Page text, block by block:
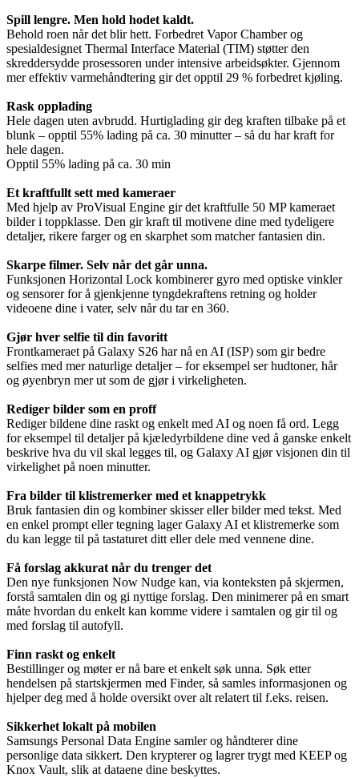
Spill lengre. Men hold hodet kaldt.
Behold roen når det blir hett. Forbedret Vapor Chamber og
spesialdesignet Thermal Interface Material (TIM) støtter den
skreddersydde prosessoren under intensive arbeidsøkter. Gjennom
mer effektiv varmehåndtering gir det opptil 29 % forbedret kjøling.
Rask opplading
Hele dagen uten avbrudd. Hurtiglading gir deg kraften tilbake på et
blunk – opptil 55% lading på ca. 30 minutter – så du har kraft for
hele dagen.
Opptil 55% lading på ca. 30 min
Et kraftfullt sett med kameraer
Med hjelp av ProVisual Engine gir det kraftfulle 50 MP kameraet
bilder i toppklasse. Den gir kraft til motivene dine med tydeligere
detaljer, rikere farger og en skarphet som matcher fantasien din.
Skarpe filmer. Selv når det går unna.
Funksjonen Horizontal Lock kombinerer gyro med optiske vinkler
og sensorer for å gjenkjenne tyngdekraftens retning og holder
videoene dine i vater, selv når du tar en 360.
Gjør hver selfie til din favoritt
Frontkameraet på Galaxy S26 har nå en AI (ISP) som gir bedre
selfies med mer naturlige detaljer – for eksempel ser hudtoner, hår
og øyenbryn mer ut som de gjør i virkeligheten.
Rediger bilder som en proff
Rediger bildene dine raskt og enkelt med AI og noen få ord. Legg
for eksempel til detaljer på kjæledyrbildene dine ved å ganske enkelt
beskrive hva du vil skal legges til, og Galaxy AI gjør visjonen din til
virkelighet på noen minutter.
Fra bilder til klistremerker med et knappetrykk
Bruk fantasien din og kombiner skisser eller bilder med tekst. Med
en enkel prompt eller tegning lager Galaxy AI et klistremerke som
du kan legge til på tastaturet ditt eller dele med vennene dine.
Få forslag akkurat når du trenger det
Den nye funksjonen Now Nudge kan, via konteksten på skjermen,
forstå samtalen din og gi nyttige forslag. Den minimerer på en smart
måte hvordan du enkelt kan komme videre i samtalen og gir til og
med forslag til autofyll.
Finn raskt og enkelt
Bestillinger og møter er nå bare et enkelt søk unna. Søk etter
hendelsen på startskjermen med Finder, så samles informasjonen og
hjelper deg med å holde oversikt over alt relatert til f.eks. reisen.
Sikkerhet lokalt på mobilen
Samsungs Personal Data Engine samler og håndterer dine
personlige data sikkert. Den krypterer og lagrer trygt med KEEP og
Knox Vault, slik at dataene dine beskyttes.